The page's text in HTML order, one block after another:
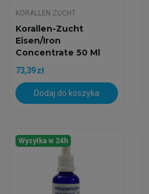
KORALLEN ZUCHT
Korallen-Zucht
Eisen/Iron
Concentrate 50 Ml
73,39 zł
Dodaj do koszyka
Wysyłka w 24h